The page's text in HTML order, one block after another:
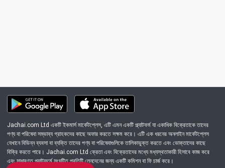
Jachai.com Ltd একটি ইকমার্স মার্কেটপ্লেস, এটি এমন একটি প্ল্যাটফর্ম যা একাধিক বিক্রেতাকে তাদের
পণ্য বা পরিষেবা সম্ভাব্য গ্রাহকদের কাছে অফার করতে সক্ষম করে। এটি এক ধরনের অনলাইন মার্কেটপ্লেস
যেখানে বিভিন্ন ব্যবসা বা ব্যক্তি তাদের পণ্য বা পরিষেবাগুলিকে তালিকাভুক্ত করতে এবং ভোক্তাদের কাছে
বিক্রি করতে পারে। Jachai.com Ltd ক্রেতা এবং বিক্রেতাদের মধ্যে মধ্যস্থতাকারী হিসাবে কাজ করে
এবং সাধারণত প্ল্যাটফর্মে সংঘটিত প্রতিটি লেনদেনের জন্য একটি কমিশন বা ফি চার্জ করে।